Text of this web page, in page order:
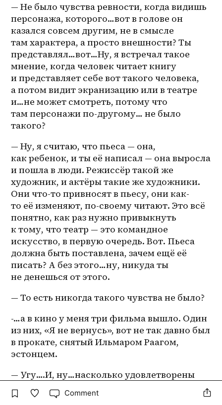
— Не было чувства ревности, когда видишь
персонажа, которого…вот в голове он
казался совсем другим, не в смысле
там характера, а просто внешности? Ты
представлял…вот…Ну, я встречал такое
мнение, когда человек читает книгу
и представляет себе вот такого человека,
а потом видит экранизацию или в театре
и…не может смотреть, потому что
там персонажи по-другому… не было
такого?
— Ну, я считаю, что пьеса — она,
как ребенок, и ты её написал — она выросла
и пошла в люди. Режиссёр такой же
художник, и актёры такие же художники.
Они что-то привносят в пьесу, они как-
то её изменяют, по-своему читают. Это всё
понятно, как раз нужно привыкнуть
к тому, что театр — это командное
искусство, в первую очередь. Вот. Пьеса
должна быть поставлена, зачем ещё её
писать? А без этого…ну, никуда ты
не денешься от этого.
— То есть никогда такого чувства не было?
-…а в кино у меня три фильма вышло. Один
из них, «Я не вернусь», вот не так давно был
в прокате, снятый Ильмаром Раагом,
эстонцем.
— Угу….И, ну…насколько удовлетворены
всеми экранизациями? Было такое…чтобы
вот…хотелось, чтобы было по-другому
Comment